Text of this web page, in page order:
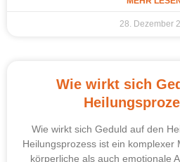
28. Dezember
Wie wirkt sich
Wie wirkt sich Geduld auf den
Heilungsprozess ist ein komplexer
körperliche als auch emotionale